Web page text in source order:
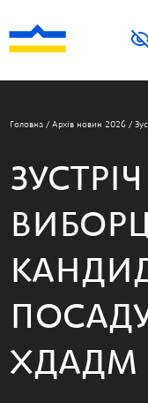
Головна / Архів новин 2026 /
ХДАДМ